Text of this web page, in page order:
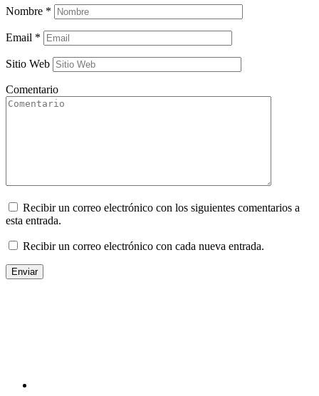
Nombre *
Email *
Sitio Web
Comentario
Recibir un correo electrónico con los siguientes comentarios a
esta entrada.
Recibir un correo electrónico con cada nueva entrada.